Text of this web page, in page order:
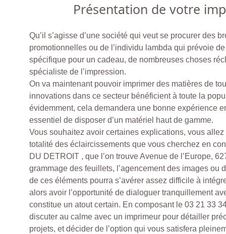
Présentation de votre
Qu’il s’agisse d’une société qui veut se procurer des
promotionnelles ou de l’individu lambda qui prévoie
spécifique pour un cadeau, de nombreuses choses
spécialiste de l’impression.
On va maintenant pouvoir imprimer des matières de
innovations dans ce secteur bénéficient à toute la
évidemment, cela demandera une bonne expérience
essentiel de disposer d’un matériel haut de gamme.
Vous souhaitez avoir certaines explications, vous
totalité des éclaircissements que vous cherchez en
DU DETROIT , que l’on trouve Avenue de l’Europe,
grammage des feuillets, l’agencement des images ou
de ces éléments pourra s’avérer assez difficile à
alors avoir l’opportunité de dialoguer tranquillement
constitue un atout certain. En composant le 03 21 33
discuter au calme avec un imprimeur pour détailler
projets, et décider de l’option qui vous satisfera